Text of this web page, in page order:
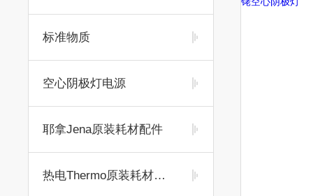
标准物质
空心阴极灯电源
耶拿Jena原装耗材配件
热电Thermo原装耗材配件